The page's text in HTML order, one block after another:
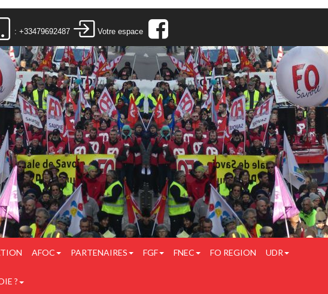
: +33479692487 Votre espace
AFOC PARTENAIRES FGF FNEC FO REGION UDR
?